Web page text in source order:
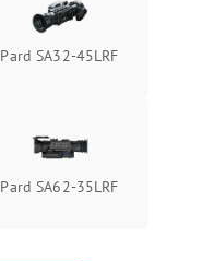
Подробнее →
Pard SA32-45LRF
Pard SA62-35LRF